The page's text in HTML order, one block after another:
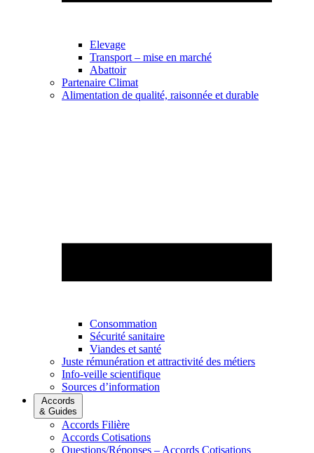
Elevage
Transport – mise en marché
Abattoir
Partenaire Climat
Alimentation de qualité, raisonnée et durable
Consommation
Sécurité sanitaire
Viandes et santé
Juste rémunération et attractivité des métiers
Info-veille scientifique
Sources d’information
Accords
& Guides
Accords Filière
Accords Cotisations
Questions/Réponses – Accords Cotisations